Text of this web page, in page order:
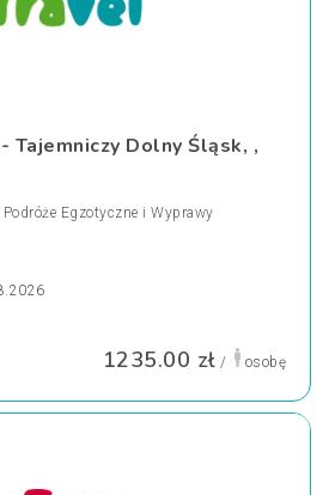
Tajemniczy Dolny Śląsk, ,
Podróże Egzotyczne i Wyprawy
1235.00 zł / osobę